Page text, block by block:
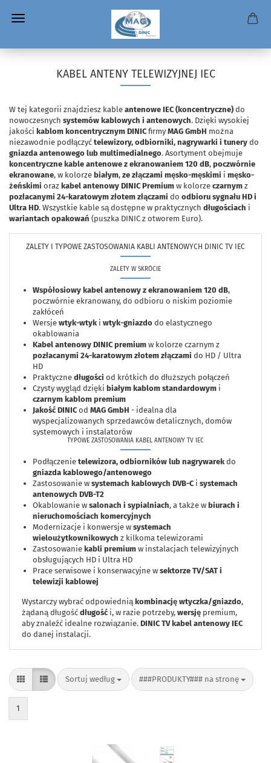
KABEL ANTENY TELEWIZYJNEJ IEC
W tej kategorii znajdziesz kable antenowe IEC (koncentryczne) do
nowoczesnych systemów kablowych i antenowych. Dzięki wysokiej
jakości kablom koncentrycznym DINIC firmy MAG GmbH można
niezawodnie podłączyć telewizory, odbiorniki, nagrywarki i tunery do
gniazda antenowego lub multimedialnego. Asortyment obejmuje
koncentryczne kable antenowe z ekranowaniem 120 dB, poczwórnie
ekranowane, w kolorze białym, ze złączami męsko-męskimi i męsko-
żeńskimi oraz kabel antenowy DINIC Premium w kolorze czarnym z
pozłacanymi 24-karatowym złotem złączami do odbioru sygnału HD i
Ultra HD. Wszystkie kable są dostępne w praktycznych długościach i
wariantach opakowań (puszka DINIC z otworem Euro).
ZALETY I TYPOWE ZASTOSOWANIA KABLI ANTENOWYCH DINIC TV IEC
ZALETY W SKRÓCIE
Współosiowy kabel antenowy z ekranowaniem 120 dB,
poczwórnie ekranowany, do odbioru o niskim poziomie
zakłóceń
Wersje wtyk-wtyk i wtyk-gniazdo do elastycznego
okablowania
Kabel antenowy DINIC premium w kolorze czarnym z
pozłacanymi 24-karatowym złotem złączami do HD / Ultra
HD
Praktyczne długości od krótkich do dłuższych połączeń
Czysty wygląd dzięki białym kablom standardowym i
czarnym kablom premium
Jakość DINIC od MAG GmbH - idealna dla
wyspecjalizowanych sprzedawców detalicznych, domów
systemowych i instalatorów
TYPOWE ZASTOSOWANIA KABEL ANTENOWY TV IEC
Podłączenie telewizora, odbiorników lub nagrywarek do
gniazda kablowego/antenowego
Zastosowanie w systemach kablowych DVB-C i systemach
antenowych DVB-T2
Okablowanie w salonach i sypialniach, a także w biurach i
nieruchomościach komercyjnych
Modernizacje i konwersje w systemach
wieloużytkownikowych z kilkoma telewizorami
Zastosowanie kabli premium w instalacjach telewizyjnych
obsługujących HD i Ultra HD
Prace serwisowe i konserwacyjne w sektorze TV/SAT i
telewizji kablowej
Wystarczy wybrać odpowiednią kombinację wtyczka/gniazdo,
żądaną długość długość i, w razie potrzeby, wersję premium,
aby znaleźć idealne rozwiązanie. DINIC TV kabel antenowy IEC
do danej instalacji.
Sortuj według
Sortuj według ###PRODUKTY### na stronę
###PRODUKTY### na stronę
1